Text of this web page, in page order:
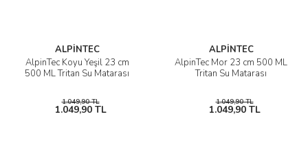
ALPİNTEC
AlpinTec Koyu Yeşil 23 cm
500 ML Tritan Su Matarası
1.049,90 TL
1.049,90 TL
ALPİNTEC
AlpinTec Mor 23 cm 500 ML
Tritan Su Matarası
1.049,90 TL
1.049,90 TL